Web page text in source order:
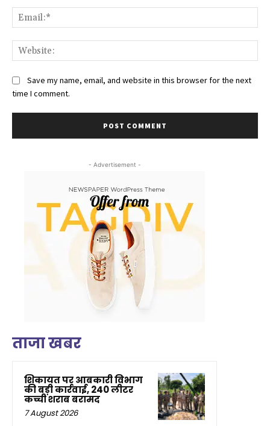
Save my name, email, and website in this browser for the next
time I comment.
- Advertisement -
ताजा खबर
शिकायत पर आबकारी विभाग
की बड़ी कार्रवाई, 240 लीटर
कच्ची शराब बरामद
7 August 2026